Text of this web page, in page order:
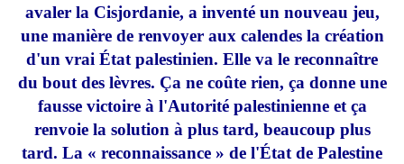
avaler la Cisjordanie, a inventé un nouveau jeu,
une manière de renvoyer aux calendes la création
d'un vrai État palestinien. Elle va le reconnaître
du bout des lèvres. Ça ne coûte rien, ça donne une
fausse victoire à l'Autorité palestinienne et ça
renvoie la solution à plus tard, beaucoup plus
tard. La « reconnaissance » de l'État de Palestine